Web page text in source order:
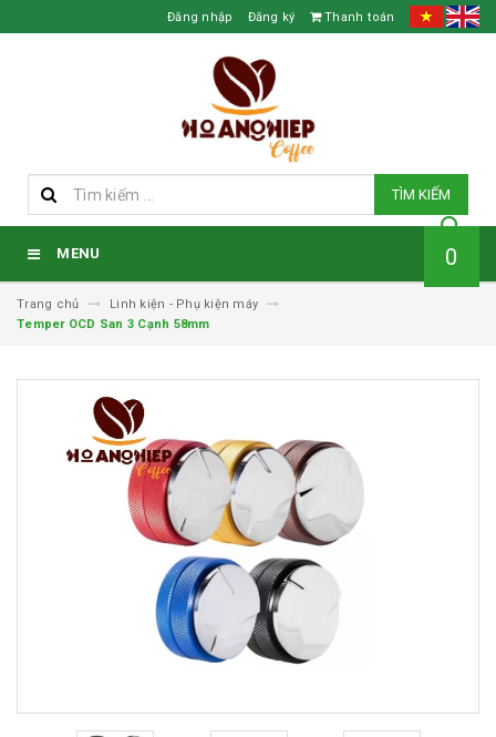
Đăng nhập Đăng ký Thanh toán
TÌM KIẾM
MENU 0
Trang chủ
Linh kiện - Phụ kiện máy
Temper OCD San 3 Cạnh 58mm